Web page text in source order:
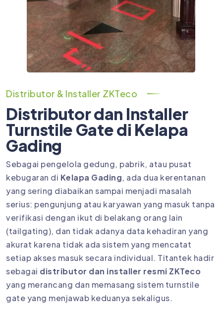
Distributor & Installer ZKTeco
Distributor dan Installer
Turnstile Gate di Kelapa
Gading
Sebagai pengelola gedung, pabrik, atau pusat
kebugaran di Kelapa Gading, ada dua kerentanan
yang sering diabaikan sampai menjadi masalah
serius: pengunjung atau karyawan yang masuk tanpa
verifikasi dengan ikut di belakang orang lain
(tailgating), dan tidak adanya data kehadiran yang
akurat karena tidak ada sistem yang mencatat
setiap akses masuk secara individual. Titantek hadir
sebagai distributor dan installer resmi ZKTeco
yang merancang dan memasang sistem turnstile
gate yang menjawab keduanya sekaligus.